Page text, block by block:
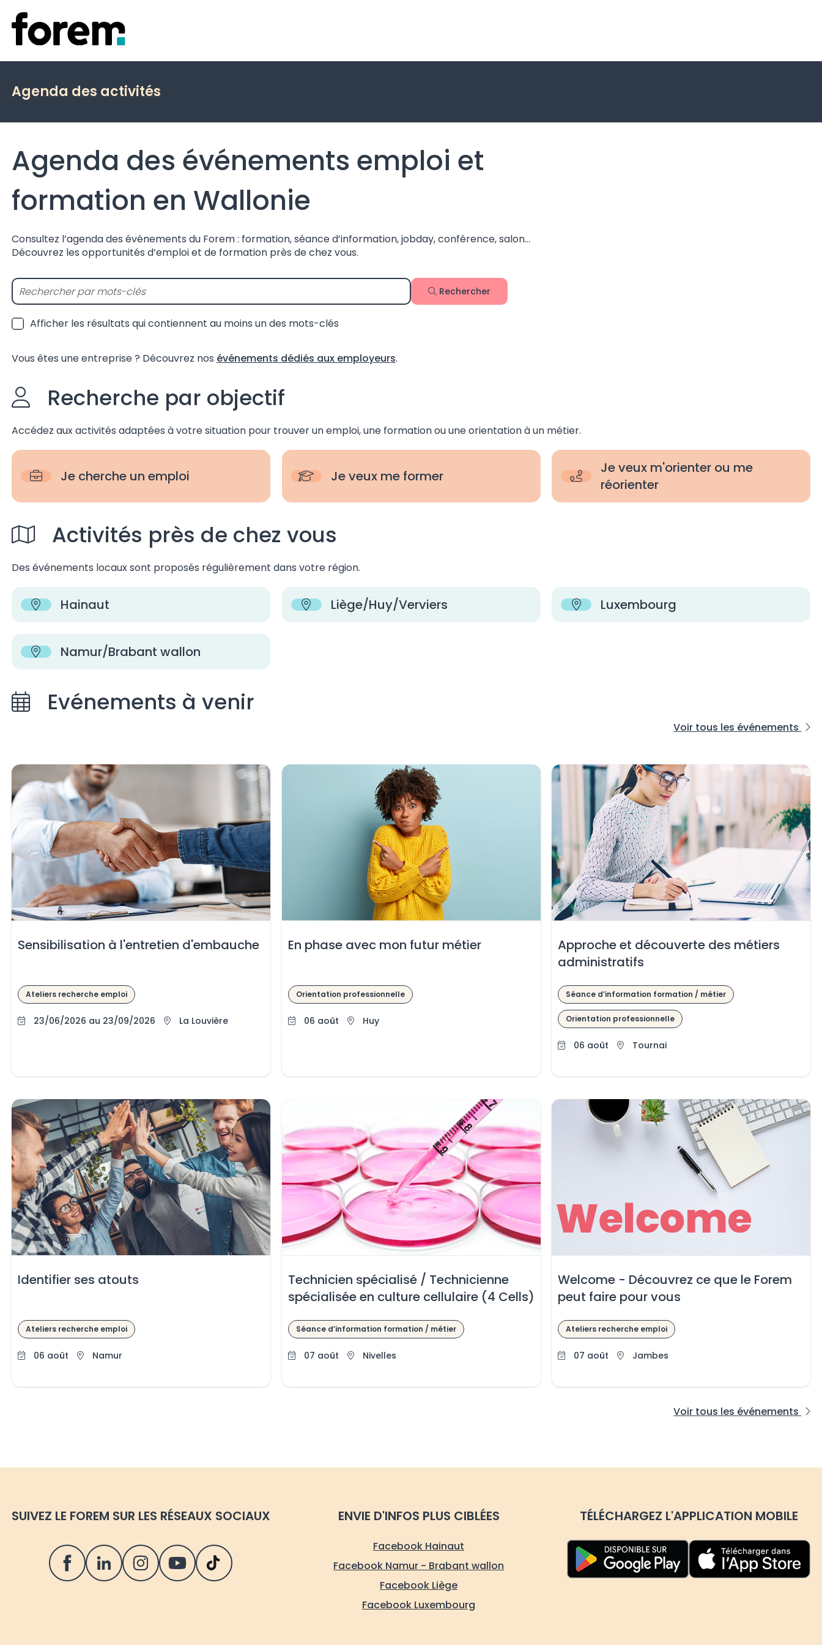
Agenda des activités
Agenda des événements emploi et
formation en Wallonie
Consultez l’agenda des événements du Forem : formation, séance d’information, jobday, conférence, salon...
Découvrez les opportunités d’emploi et de formation près de chez vous.
Afficher les résultats qui contiennent au moins un des mots-clés
Rechercher
Vous êtes une entreprise ? Découvrez nos événements dédiés aux employeurs.
Recherche par objectif
Accédez aux activités adaptées à votre situation pour trouver un emploi, une formation ou une orientation à un métier.
Je cherche un emploi Je veux me former
Je veux m'orienter ou me
réorienter
Activités près de chez vous
Des événements locaux sont proposés régulièrement dans votre région.
Hainaut Liège/Huy/Verviers Luxembourg
Namur/Brabant wallon
Evénements à venir
Voir tous les événements
Sensibilisation à l'entretien d'embauche
Ateliers recherche emploi
23/06/2026 au 23/09/2026 La Louvière
En phase avec mon futur métier
Orientation professionnelle
06 août Huy
Approche et découverte des métiers
administratifs
Séance d’information formation / métier
Orientation professionnelle
06 août Tournai
Identifier ses atouts
Ateliers recherche emploi
06 août Namur
Technicien spécialisé / Technicienne
spécialisée en culture cellulaire (4 Cells)
Séance d’information formation / métier
07 août Nivelles
Welcome - Découvrez ce que le Forem
peut faire pour vous
Ateliers recherche emploi
07 août Jambes
Voir tous les événements
SUIVEZ LE FOREM SUR LES RÉSEAUX SOCIAUX ENVIE D'INFOS PLUS CIBLÉES
Facebook Hainaut
Facebook Namur - Brabant wallon
Facebook Liège
Facebook Luxembourg
TÉLÉCHARGEZ L'APPLICATION MOBILE